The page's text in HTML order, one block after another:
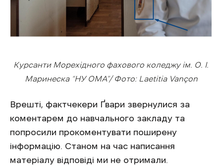
Курсанти Морехідного фахового коледжу ім. О. І.
Маринеска “НУ ОМА”/ Фото: Laetitia Vançon
Врешті, фактчекери Ґвари звернулися за
коментарем до навчального закладу та
попросили прокоментувати поширену
інформацію. Станом на час написання
матеріалу відповіді ми не отримали.